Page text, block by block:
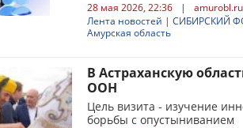
28 мая 2026, 22:36 |
amurobl.ru
Лента новостей | СИБИРСКИЙ
Амурская область
В Астраханскую
ООН
Цель визита - изучение
борьбы с опустыниванием